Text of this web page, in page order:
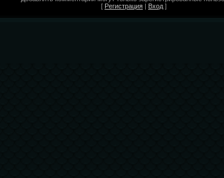
[ Регистрация | Вход ]